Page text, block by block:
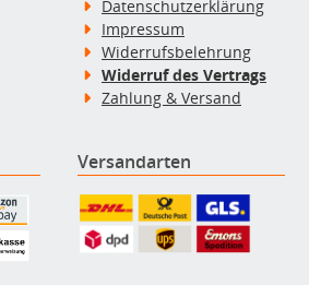
Datenschutzerklärung
Impressum
Widerrufsbelehrung
Widerruf des Vertrags
Zahlung & Versand
Versandarten